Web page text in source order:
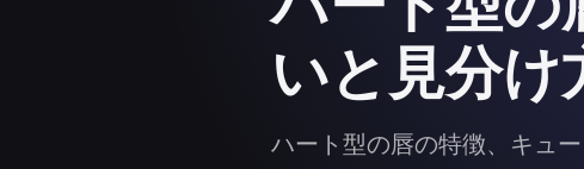
いと見分け
ハート型の唇の特徴、キュ